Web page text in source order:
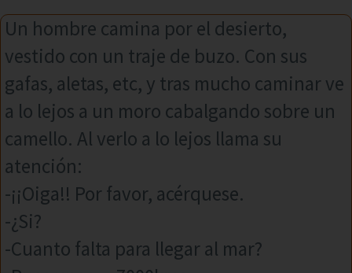
Un hombre camina por el desierto,
vestido con un traje de buzo. Con sus
gafas, aletas, etc, y tras mucho caminar ve
a lo lejos a un moro cabalgando sobre un
camello. Al verlo a lo lejos llama su
atención:
-¡¡Oiga!! Por favor, acérquese.
-¿Si?
-Cuanto falta para llegar al mar?